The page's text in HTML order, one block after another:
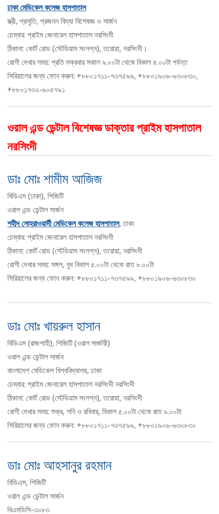
ঢাকা মেডিকেল কলেজ হাসপাতাল
স্ত্রী, প্রসূতি, প্রজনন বিদ্যা বিশেষজ্ঞ ও সার্জন
চেম্বার: প্রাইম জেনারেল হাসপাতাল নরসিংদী
ঠিকানা: কোর্ট রোড (স্টেডিয়াম সংলগ্ন), তরোয়া, নরসিংদী।
রোগী দেখার সময়: প্রতি শুক্রবার সকাল ৯.০০টা থেকে বিকাল ৪.০০টা পর্যন্ত
সিরিয়ালের জন্য ফোন করুন: +৮৮০১৭১১-৭৩৭৫৯৯, +৮৮০১৯০৬-৬৩০৮৩০,
+৮৮০১৭৩২-৬০৫৭৯১
ওরাল এন্ড ডেন্টাল বিশেষজ্ঞ ডাক্তার প্রাইম হাসপাতাল
নরসিংদী
ডাঃ মোঃ শামীম আজিজ
বিডিএস (ঢাকা), পিজিটি
ওরাল এন্ড ডেন্টাল সার্জন
শহীদ সোহরাওয়ার্দী মেডিকেল কলেজ হাসপাতাল, ঢাকা
চেম্বার: প্রাইম জেনারেল হাসপাতাল নরসিংদী
ঠিকানা: কোর্ট রোড (স্টেডিয়াম সংলগ্ন), তরোয়া, নরসিংদী
রোগী দেখার সময়: মঙ্গল, বুধ বিকাল ৫.০০টা থেকে রাত ৮.০০টা
সিরিয়ালের জন্য ফোন করুন: +৮৮০১৭১১-৭৩৭৫৯৯, +৮৮০১৯০৬-৬৩০৮৩০
ডাঃ মোঃ খায়রুল হাসান
বিডিএস (রাজশাহী), পিজিটি (ওরাল সার্জারী)
ওরাল এন্ড ডেন্টাল সার্জন
বাংলাদেশ মেডিকেল বিশ্ববিদ্যালয়, ঢাকা
চেম্বার: প্রাইম জেনারেল হাসপাতাল নরসিংদী নরসিংদী
ঠিকানা: কোর্ট রোড (স্টেডিয়াম সংলগ্ন), তরোয়া, নরসিংদী
রোগী দেখার সময়: শুক্র, শনি ও রবিবার, বিকাল ৫.০০টা থেকে রাত ৯.০০টা
সিরিয়ালের জন্য ফোন করুন: +৮৮০১৭১১-৭৩৭৫৯৯, +৮৮০১৯০৬-৬৩০৮৩০
ডাঃ মোঃ আহসানুর রহমান
বিডিএস, পিজিটি
ওরাল এন্ড ডেন্টাল সার্জন
বিএমডিসি-৩০৮৩